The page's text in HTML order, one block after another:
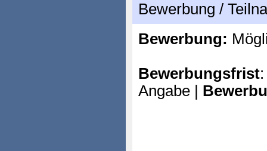
Bewerbung /
Bewerbung:
Bewerbungsfrist
Angabe |